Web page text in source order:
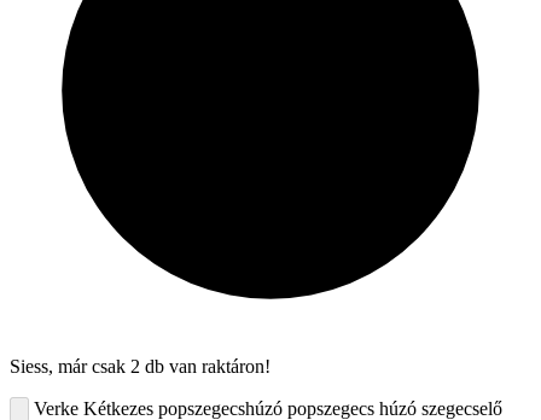
Siess, már csak 2 db van raktáron!
Verke Kétkezes popszegecshúzó popszegecs húzó szegecselő